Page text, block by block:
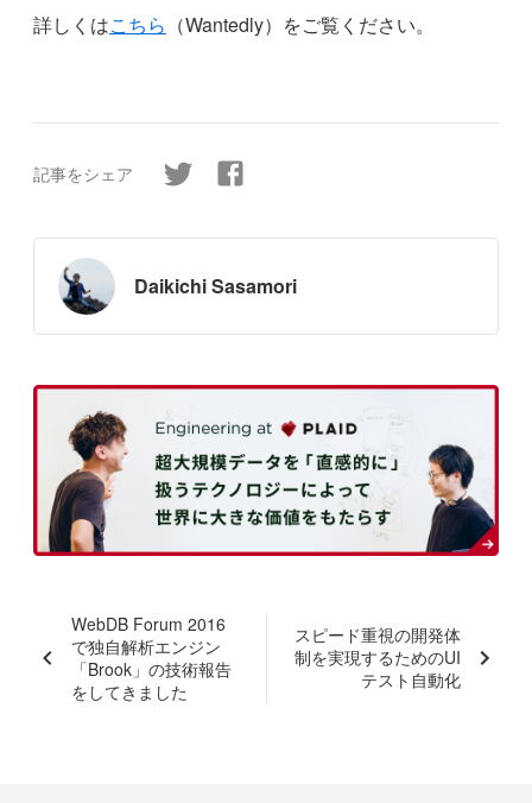
詳しくはこちら （Wantedly）をご覧ください。
記事をシェア
Daikichi Sasamori
WebDB Forum 2016
で独自解析エンジン
「Brook」の技術報告
をしてきました
スピード重視の開発体
制を実現するためのUI
テスト自動化